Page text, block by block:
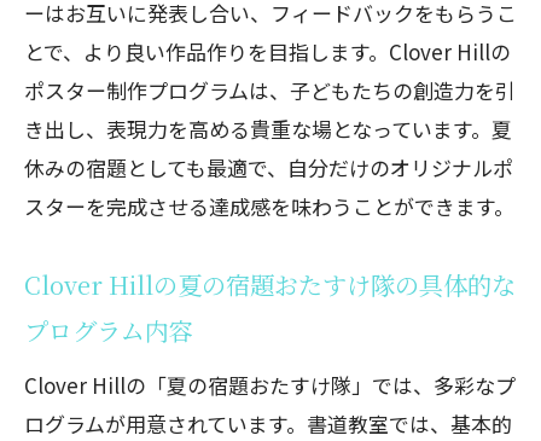
ーはお互いに発表し合い、フィードバックをもらうこ
とで、より良い作品作りを目指します。Clover Hillの
ポスター制作プログラムは、子どもたちの創造力を引
き出し、表現力を高める貴重な場となっています。夏
休みの宿題としても最適で、自分だけのオリジナルポ
スターを完成させる達成感を味わうことができます。
Clover Hillの夏の宿題おたすけ隊の具体的な
プログラム内容
Clover Hillの「夏の宿題おたすけ隊」では、多彩なプ
ログラムが用意されています。書道教室では、基本的